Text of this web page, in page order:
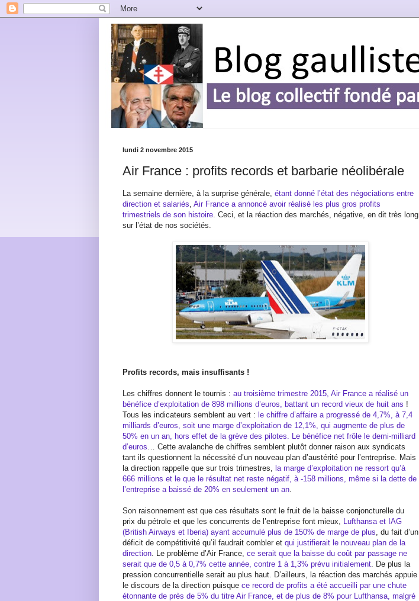
lundi 2 novembre 2015
Air France : profits records et barbarie néolibérale
La semaine dernière, à la surprise générale, étant donné l’état des négociations entre
direction et salariés Air France a annoncé avoir réalisé les plus gros profits
trimestriels de son histoire . Ceci, et la réaction des marchés, négative, en dit très long
sur l’état de nos sociétés.
Profits records, mais insuffisants !
Les chiffres donnent le tournis : au troisième trimestre 2015, Air France a réalisé un
bénéfice d’exploitation de 898 millions d’euros, battant un record vieux de huit ans !
Tous les indicateurs semblent au vert : le chiffre d’affaire a progressé de 4,7%, à 7,4
milliards d’euros, soit une marge d’exploitation de 12,1%, qui augmente de plus de
50% en un an, hors effet de la grève des pilotes. Le bénéfice net frôle le demi-milliard
d’euros … Cette avalanche de chiffres semblent plutôt donner raison aux syndicats
tant ils questionnent la nécessité d’un nouveau plan d’austérité pour l’entreprise. Mais
la direction rappelle que sur trois trimestres, la marge d’exploitation ne ressort qu’à
666 millions et le que le résultat net reste négatif, à -158 millions, même si la dette de
l’entreprise a baissé de 20% en seulement un an
Son raisonnement est que ces résultats sont le fruit de la baisse conjoncturelle du
prix du pétrole et que les concurrents de l’entreprise font mieux, Lufthansa et IAG
(British Airways et Iberia) ayant accumulé plus de 150% de marge de plus , du fait d’un
déficit de compétitivité qu’il faudrait combler et qui justifierait le nouveau plan de la
direction . Le problème d’Air France, ce serait que la baisse du coût par passage ne
serait que de 0,5 à 0,7% cette année, contre 1 à 1,3% prévu initialement . De plus la
pression concurrentielle serait au plus haut. D’ailleurs, la réaction des marchés appuie
le discours de la direction puisque ce record de profits a été accueilli par une chute
étonnante de près de 5% du titre Air France, et de plus de 8% pour Lufthansa, malgré